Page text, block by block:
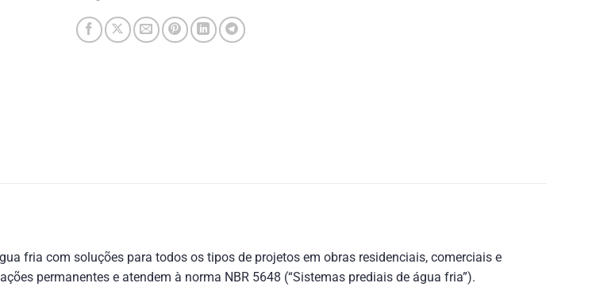
fria com soluções para todos os tipos de projetos em obras residenciais, comerciais e
permanentes e atendem à norma NBR 5648 (“Sistemas prediais de água fria”).